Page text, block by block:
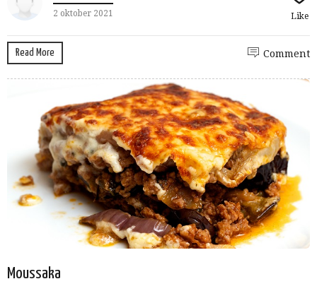
2 oktober 2021 Like
Read More Comment
Moussaka